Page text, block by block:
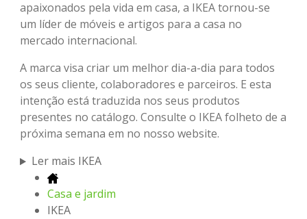
apaixonados pela vida em casa, a IKEA tornou-se
um líder de móveis e artigos para a casa no
mercado internacional.
A marca visa criar um melhor dia-a-dia para todos
os seus cliente, colaboradores e parceiros. E esta
intenção está traduzida nos seus produtos
presentes no catálogo. Consulte o IKEA folheto de a
próxima semana em no nosso website.
Ler mais IKEA
Casa e jardim
IKEA